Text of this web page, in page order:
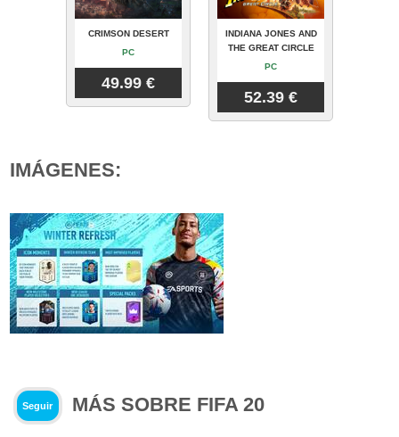
CRIMSON DESERT
PC
49.99 €
INDIANA JONES AND
THE GREAT CIRCLE
PC
52.39 €
IMÁGENES:
Seguir MÁS SOBRE FIFA 20